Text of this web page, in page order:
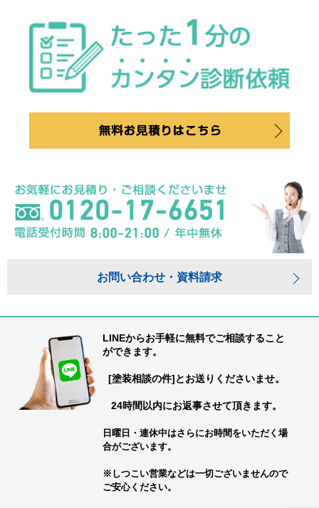
お問い合わせ・資料請求
LINEからお手軽に無料でご相談すること
ができます。
[塗装相談の件]とお送りくださいませ。
24時間以内にお返事させて頂きます。
日曜日・連休中はさらにお時間をいただく場
合がございます。
※しつこい営業などは一切ございませんので
ご安心ください。